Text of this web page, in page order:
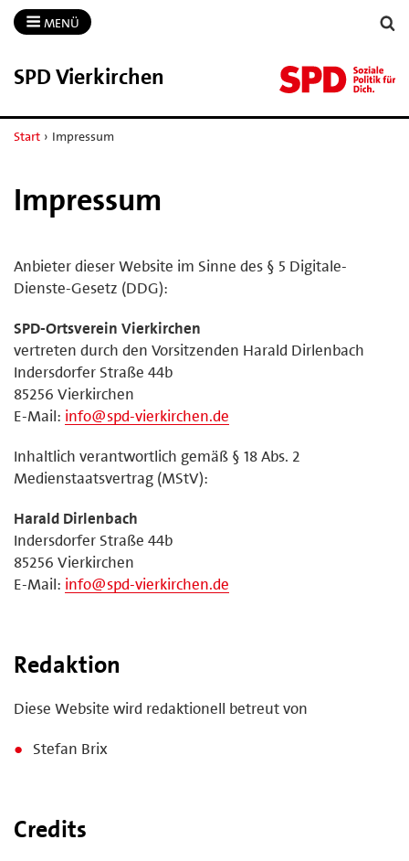
MENÜ
SPD Vierkirchen
Start › Impressum
Impressum
Anbieter dieser Website im Sinne des § 5 Digitale-
Dienste-Gesetz (DDG):
SPD-Ortsverein Vierkirchen
vertreten durch den Vorsitzenden Harald Dirlenbach
Indersdorfer Straße 44b
85256 Vierkirchen
E-Mail: info@spd-vierkirchen.de
Inhaltlich verantwortlich gemäß § 18 Abs. 2
Medienstaatsvertrag (MStV):
Harald Dirlenbach
Indersdorfer Straße 44b
85256 Vierkirchen
E-Mail: info@spd-vierkirchen.de
Redaktion
Diese Website wird redaktionell betreut von
Stefan Brix
Credits